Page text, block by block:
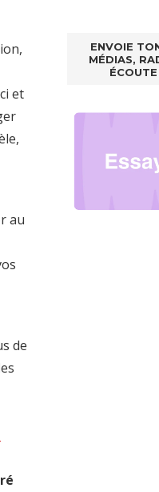
et
au
de
ENVOIE
MÉDIAS,